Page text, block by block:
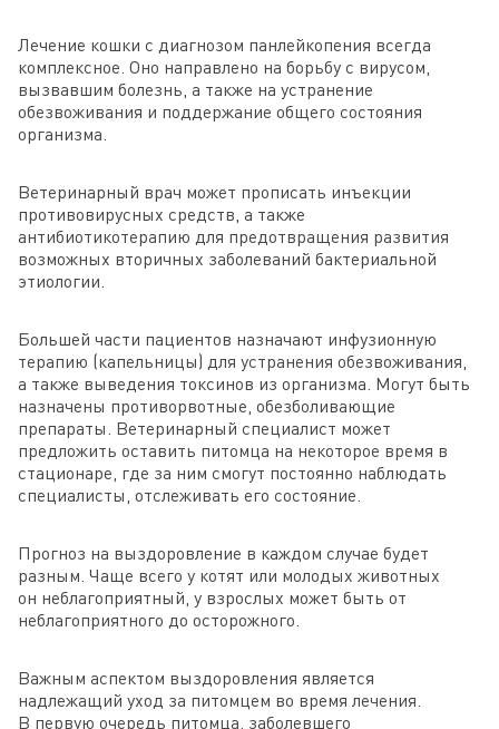
Лечение кошки с диагнозом панлейкопения всегда
комплексное. Оно направлено на борьбу с вирусом,
вызвавшим болезнь, а также на устранение
обезвоживания и поддержание общего состояния
организма.
Ветеринарный врач может прописать инъекции
противовирусных средств, а также
антибиотикотерапию для предотвращения развития
возможных вторичных заболеваний бактериальной
этиологии.
Большей части пациентов назначают инфузионную
терапию (капельницы) для устранения обезвоживания,
а также выведения токсинов из организма. Могут быть
назначены противорвотные, обезболивающие
препараты. Ветеринарный специалист может
предложить оставить питомца на некоторое время в
стационаре, где за ним смогут постоянно наблюдать
специалисты, отслеживать его состояние.
Прогноз на выздоровление в каждом случае будет
разным. Чаще всего у котят или молодых животных
он неблагоприятный, у взрослых может быть от
неблагоприятного до осторожного.
Важным аспектом выздоровления является
надлежащий уход за питомцем во время лечения.
В первую очередь питомца, заболевшего